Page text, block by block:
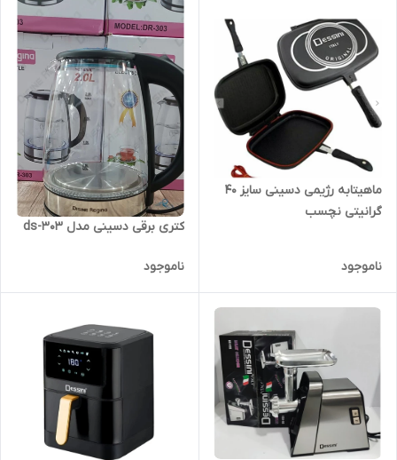
ماهیتابه رژیمی دسینی سایز 40
گرانیتی نچسب
ناموجود
کتری برقی دسینی مدل ds-303
ناموجود